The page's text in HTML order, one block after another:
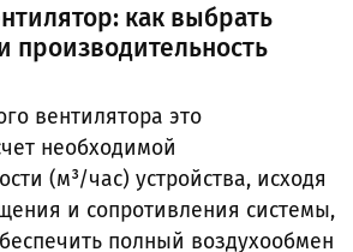
как выбрать
производительность
вентилятора это
необходимой
(м³/час) устройства, исходя
и сопротивления системы,
полный воздухообмен